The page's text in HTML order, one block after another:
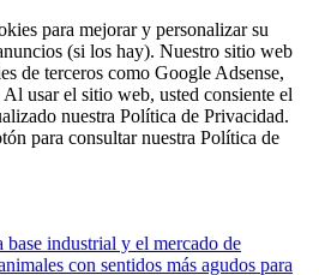
para mejorar y personalizar su
(si los hay). Nuestro sitio web
de terceros como Google Adsense,
usar el sitio web, usted consiente el
nuestra Política de Privacidad.
para consultar nuestra Política de
base industrial y el mercado de
con sentidos más agudos para